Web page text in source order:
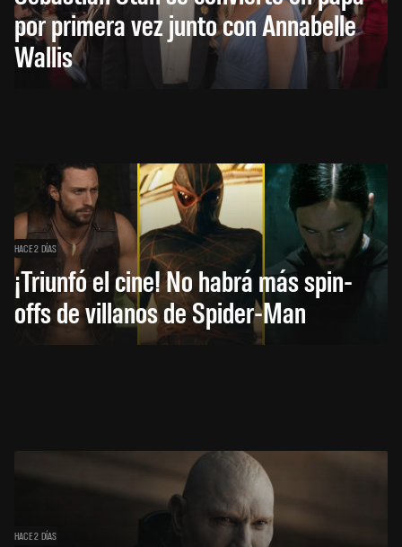
por primera vez junto con Annabelle
Wallis
HACE 2 DÍAS
¡Triunfó el cine! No habrá más spin-
offs de villanos de Spider-Man
HACE 2 DÍAS